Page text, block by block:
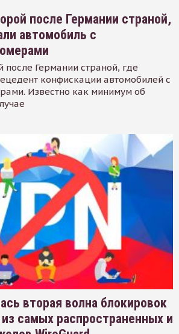
после Германии страной,
автомобиль с
после Германии страной, где
конфискации автомобилей с
Известно как минимум об
вторая волна блокировок
самых распространенных и